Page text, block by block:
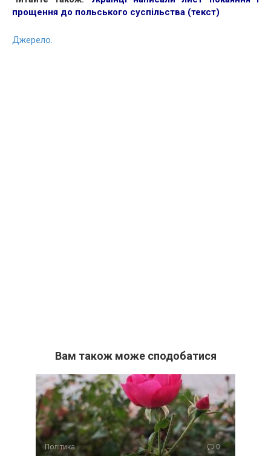
прощення до польського суспільства (текст)
Джерело.
Вам також може сподобатися
Політика 0